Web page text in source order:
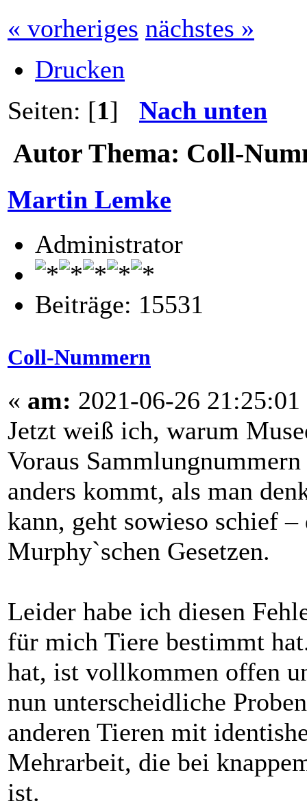
« vorheriges nächstes »
Drucken
Seiten: [1] Nach unten
Autor Thema: Coll-
Martin Lemke
Administrator
Beiträge: 15531
Coll-Nummern
« am: 2021-06-26 21:25:01
Jetzt weiß ich, warum
Voraus
anders kommt, als man
kann, geht sowieso schief
Murphy`schen Gesetzen.
Leider habe ich diesen
für mich Tiere bestimmt
hat, ist vollkommen offen
nun unterscheidliche
anderen Tieren mit
Mehrarbeit, die bei
ist.